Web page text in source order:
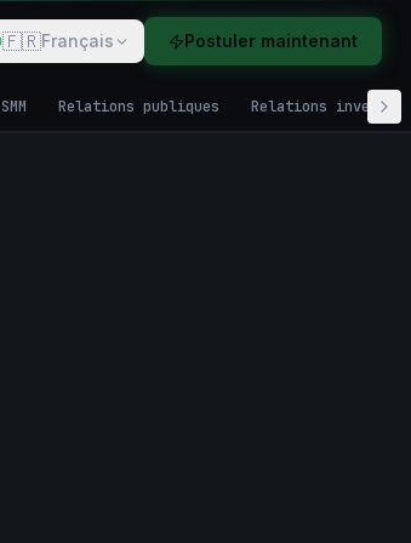
🇫🇷Français Postuler maintenant
SMM Relations publiques Relations